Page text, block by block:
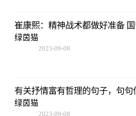
崔康熙：精神战术都做好准备
绿茵猫
2023-09-08
有关抒情富有哲理的句子，句句
绿茵猫
2023-09-08